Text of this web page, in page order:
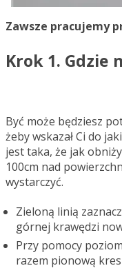
Zawsze pracujemy
Krok 1. Gdzie
Być może będziesz
żeby wskazał Ci do
jest taka, że jak
100cm nad
wystarczyć.
Zieloną linią
górnej krawędzi
Przy pomocy
razem pionową